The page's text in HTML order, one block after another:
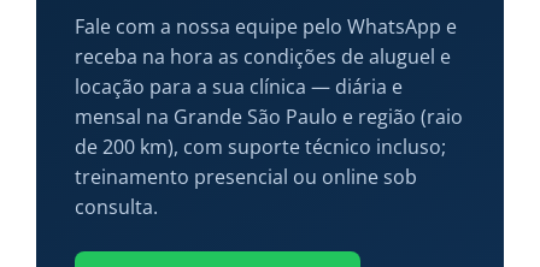
Fale com a nossa equipe pelo WhatsApp e
receba na hora as condições de aluguel e
locação para a sua clínica — diária e
mensal na Grande São Paulo e região (raio
de 200 km), com suporte técnico incluso;
treinamento presencial ou online sob
consulta.